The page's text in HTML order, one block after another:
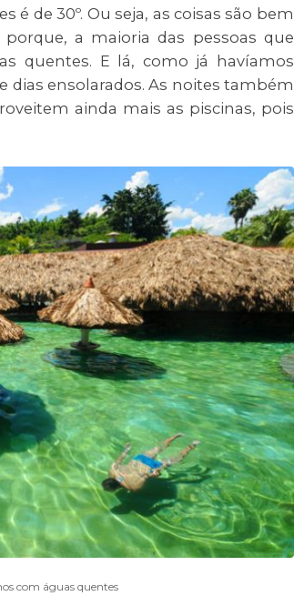
é de 30º. Ou seja, as coisas são bem
a maioria das pessoas que
quentes. E lá, como já havíamos
dias ensolarados. As noites também
ainda mais as piscinas, pois
com águas quentes